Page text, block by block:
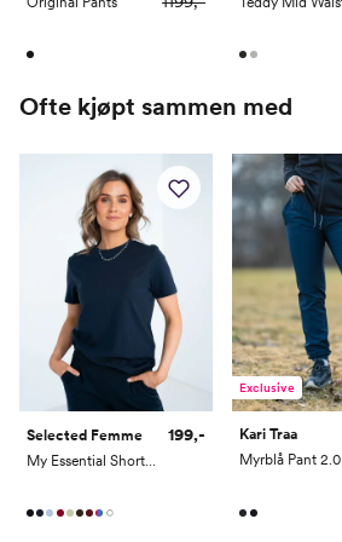
Ofte kjøpt sammen med
Selected Femme
199,-
Exclusive
Kari Traa
Myrblå Pant 2.0